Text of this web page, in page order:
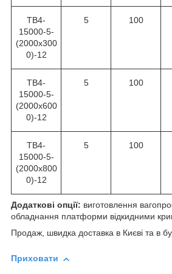
ТВ4-
15000-5-
(2000х300
0)-12
5 100
ТВ4-
15000-5-
(2000х600
0)-12
5 100
ТВ4-
15000-5-
(2000х800
0)-12
5 100
Додаткові опції: виготовлення
обладнання платформи відкидними
Продаж, швидка доставка в Києві та в
Приховати